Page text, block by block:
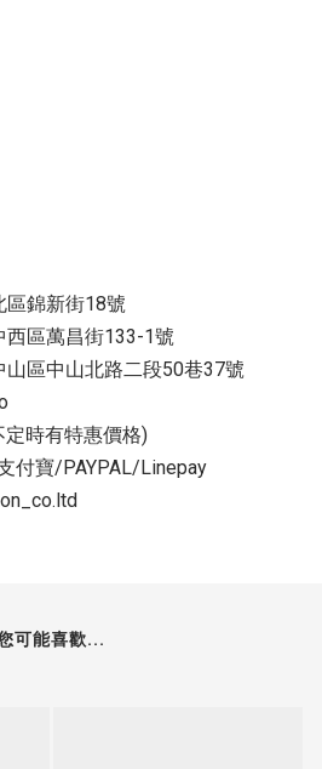
區錦新街18號
西區萬昌街133-1號
山區中山北路二段50巷37號
定時有特惠價格)
付寶/PAYPAL/Linepay
可能喜歡...